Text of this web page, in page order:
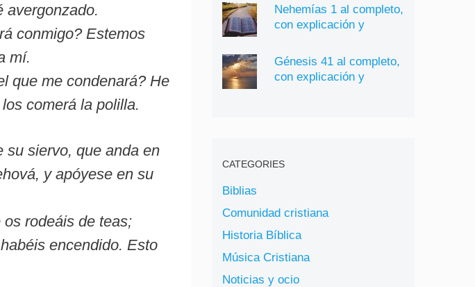
avergonzado.
conmigo? Estemos
mí.
que me condenará? He
comerá la polilla.
su siervo, que anda en
y apóyese en su
rodeáis de teas;
encendido. Esto
Nehemías 1 al completo,
con explicación y
Génesis 41 al completo,
con explicación y
CATEGORIES
Biblias
Comunidad cristiana
Historia Bíblica
Música Cristiana
Noticias y ocio